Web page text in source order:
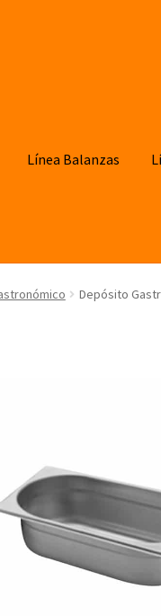
Línea Balanzas
Depósito